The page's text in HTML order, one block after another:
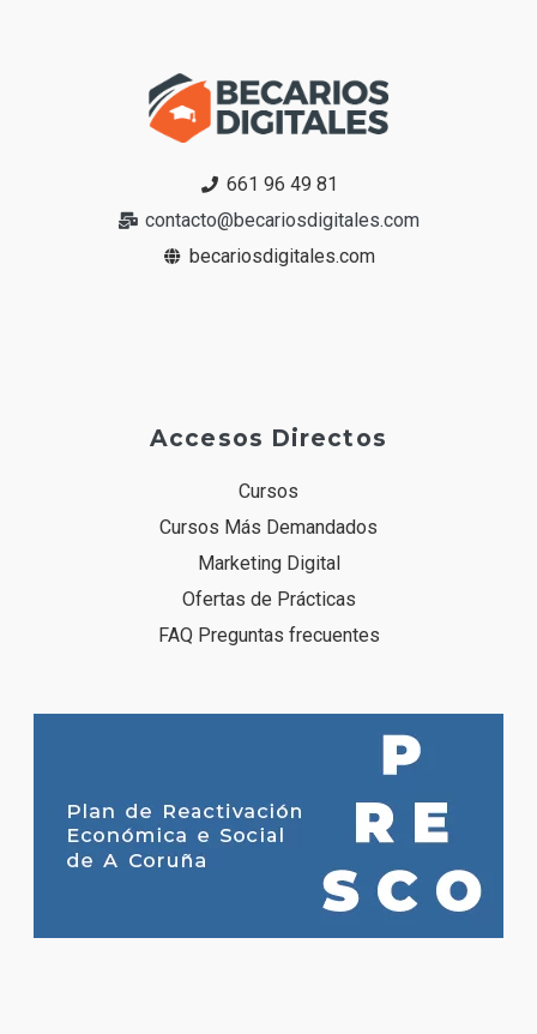
661 96 49 81
contacto@becariosdigitales.com
becariosdigitales.com
Accesos Directos
Cursos
Cursos Más Demandados
Marketing Digital
Ofertas de Prácticas
FAQ Preguntas frecuentes